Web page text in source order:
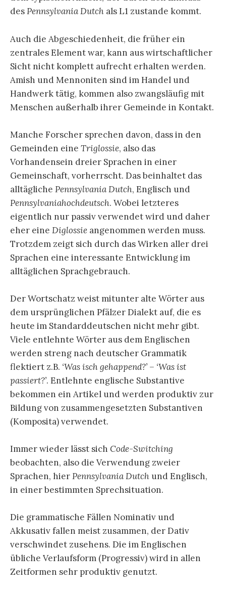
desPennsylvania Dutch als L1 zustande kommt.
Auch die Abgeschiedenheit, die früher ein
zentrales Element war, kann aus wirtschaftlicher
Sicht nicht komplett aufrecht erhalten werden.
Amish und Mennoniten sind im Handel und
Handwerk tätig, kommen also zwangsläufig mit
Menschen außerhalb ihrer Gemeinde in Kontakt.
Manche Forscher sprechen davon, dass in den
Gemeinden eine Triglossie, also das
Vorhandensein dreier Sprachen in einer
Gemeinschaft, vorherrscht. Das beinhaltet das
alltägliche Pennsylvania Dutch, Englisch und
Pennsylvaniahochdeutsch. Wobei letzteres
eigentlich nur passiv verwendet wird und daher
eher eine Diglossie angenommen werden muss.
Trotzdem zeigt sich durch das Wirken aller drei
Sprachen eine interessante Entwicklung im
alltäglichen Sprachgebrauch.
Der Wortschatz weist mitunter alte Wörter aus
dem ursprünglichen Pfälzer Dialekt auf, die es
heute im Standarddeutschen nicht mehr gibt.
Viele entlehnte Wörter aus dem Englischen
werden streng nach deutscher Grammatik
flektiert z.B. ‘Was isch gehappend?’ – ‘Was ist
passiert?’. Entlehnte englische Substantive
bekommen ein Artikel und werden produktiv zur
Bildung von zusammengesetzten Substantiven
(Komposita) verwendet.
Immer wieder lässt sich Code-Switching
beobachten, also die Verwendung zweier
Sprachen, hierPennsylvania Dutch und Englisch,
in einer bestimmten Sprechsituation.
Die grammatische Fällen Nominativ und
Akkusativ fallen meist zusammen, der Dativ
verschwindet zusehens. Die im Englischen
übliche Verlaufsform (Progressiv) wird in allen
Zeitformen sehr produktiv genutzt.